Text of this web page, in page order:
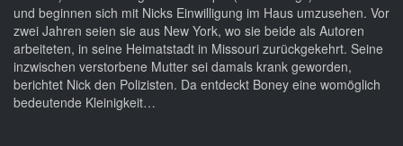
und beginnen sich mit Nicks Einwilligung im Haus umzusehen. Vor
zwei Jahren seien sie aus New York, wo sie beide als Autoren
arbeiteten, in seine Heimatstadt in Missouri zurückgekehrt. Seine
inzwischen verstorbene Mutter sei damals krank geworden,
berichtet Nick den Polizisten. Da entdeckt Boney eine womöglich
bedeutende Kleinigkeit…